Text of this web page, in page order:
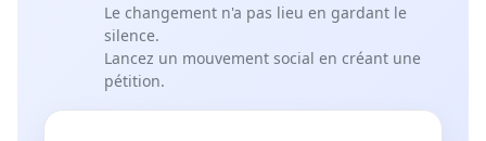
Le changement n'a pas lieu en gardant le
silence.
Lancez un mouvement social en créant une
pétition.